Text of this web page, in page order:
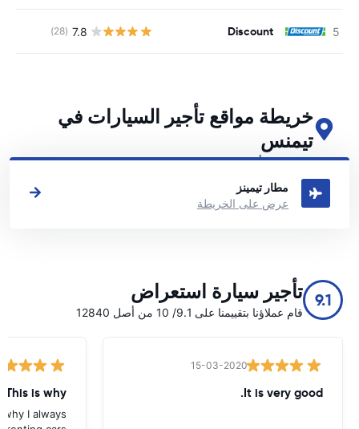
Discount
7.8
(28)
خريطة مواقع تأجير السيارات في
تيمنس
اطلع على مواقع تأجير السيارات الرئيسية لدينا في تيمنس
مطار تيمينز
عرض على الخريطة
9.1 تأجير سيارة استعراض
قام عملاؤنا بتقييمنا على 9.1/ 10 من أصل 12840
15-03-2020
It is very good.
This is why
I always